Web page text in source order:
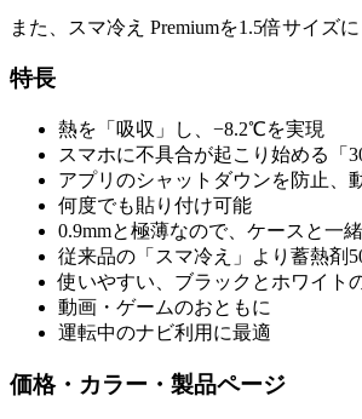
また、スマ冷え Premiumを1.5倍サイズ
特長
熱を「吸収」し、−8.2℃を実現
スマホに不具合が起こり始める「
アプリのシャットダウンを防止、
何度でも貼り付け可能
0.9mmと極薄なので、ケースと一
従来品の「スマ冷え」より蓄熱剤
使いやすい、ブラックとホワイト
動画・ゲームのおともに
運転中のナビ利用に最適
価格・カラー・製品ページ